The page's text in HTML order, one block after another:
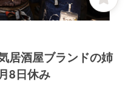
地鶏は、みやざき地頭
3種類を取り扱っていま
居酒屋ブランドの姉
8日休み